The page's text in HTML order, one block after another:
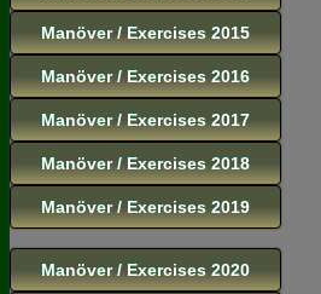
Manöver / Exercises 2015
Manöver / Exercises 2016
Manöver / Exercises 2017
Manöver / Exercises 2018
Manöver / Exercises 2019
Manöver / Exercises 2020